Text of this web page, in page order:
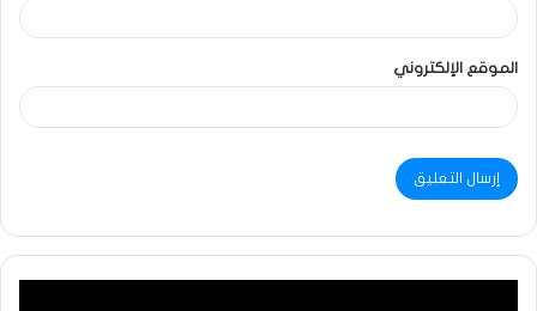
الموقع الإلكتروني